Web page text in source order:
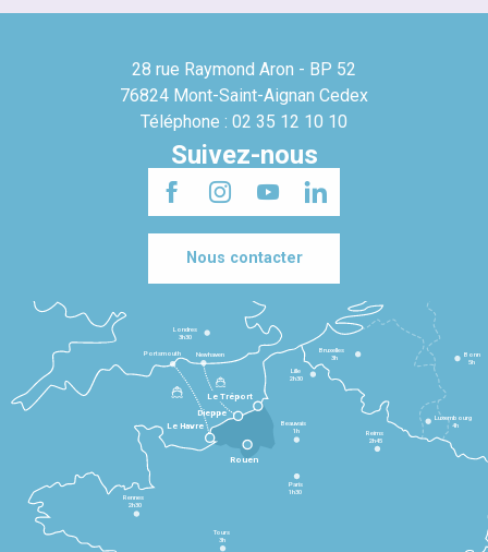
28 rue Raymond Aron - BP 52
76824 Mont-Saint-Aignan Cedex
Téléphone : 02 35 12 10 10
Suivez-nous
Nous contacter
Le Havre
Dieppe
Le Tréport
Rennes
2h30
Tours
3h
Paris
1h30
Beauvais
1h
Reims
2h45
Lille
2h30
Bruxelles
3h
Londres
3h30
Newhaven
Portsmouth
Bonn
5h
Luxembourg
4h
Rouen